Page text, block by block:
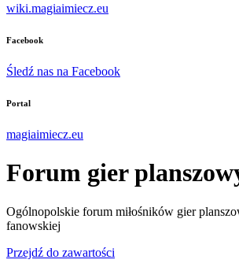
wiki.magiaimiecz.eu
Facebook
Śledź nas na Facebook
Portal
magiaimiecz.eu
Forum gier
Ogólnopolskie forum miłośników gier
fanowskiej
Przejdź do zawartości